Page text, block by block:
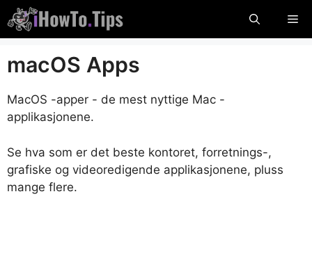
Hopp
til
innholdet
macOS Apps
MacOS -apper - de mest nyttige Mac -
applikasjonene.
Se hva som er det beste kontoret, forretnings-,
grafiske og videoredigende applikasjonene, pluss
mange flere.